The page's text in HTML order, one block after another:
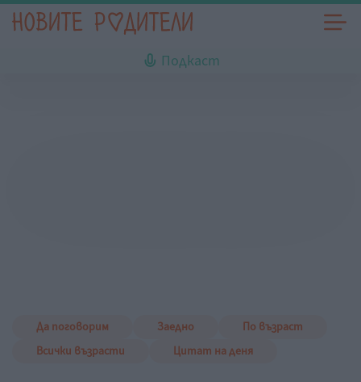
Подкаст
Да поговорим Заедно
По възраст
Всички възрасти
Цитат на деня